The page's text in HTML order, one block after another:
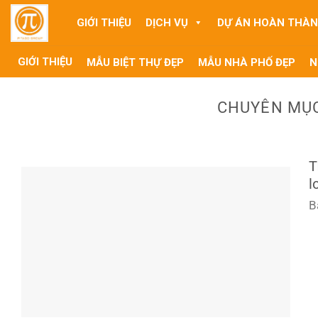
Skip
content
GIỚI THIỆU DỊCH VỤ DỰ ÁN HOÀN
GIỚI THIỆU MẪU BIỆT THỰ ĐẸP MẪU NHÀ PHỐ ĐẸP
CHUYÊN